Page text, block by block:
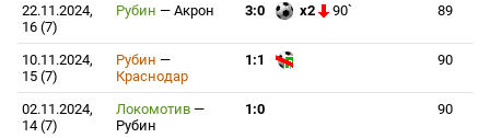
22.11.2024,
16 (7)
Рубин — Акрон 3:0 x2 90` 89
10.11.2024,
15 (7)
Рубин —
Краснодар
1:1 90
02.11.2024,
14 (7)
Локомотив —
Рубин
1:0 90